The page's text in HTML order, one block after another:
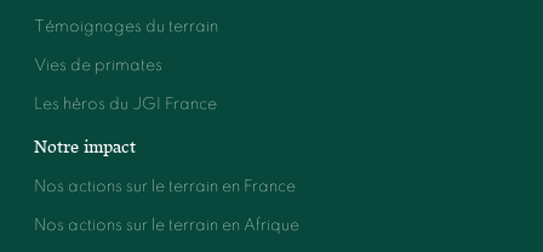
Témoignages du terrain
Vies de primates
Les héros du JGI France
Notre impact
Nos actions sur le terrain en France
Nos actions sur le terrain en Afrique